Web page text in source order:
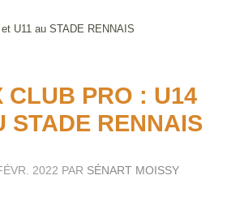
U11 au STADE RENNAIS
CLUB PRO : U14
STADE RENNAIS
2022 PAR SÉNART MOISSY